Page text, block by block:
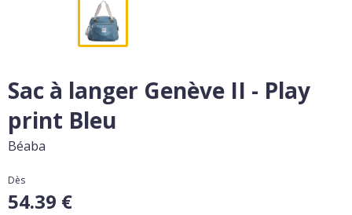
Sac à langer Genève II - Play
print Bleu
Béaba
Dès
54.39 €